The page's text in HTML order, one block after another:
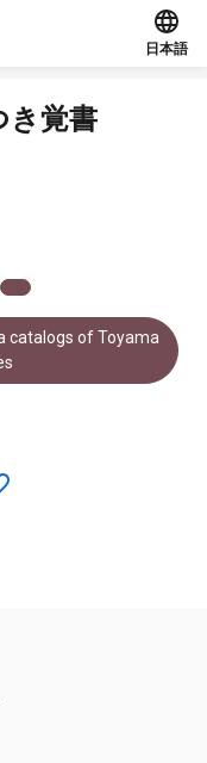
日本語
き覚書
catalogs of Toyama